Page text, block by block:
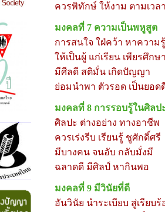
ควรพิทักษ์ ให้งาม ตามเวล
มงคลที่ 7 ความเป็นพหูสูต
การสนใจ ใฝ่คว้า หาความรู้
ให้เป็นผู้ แก่เรียน เพียรศึกษ
มีศีลดี สติมั่น เกิดปัญญา
ย่อมนำพา ตัวรอด เป็นยอด
มงคลที่ 8 การรอบรู้ในศิลป
ศิลปะ ต่างอย่าง ทางอาชีพ
ควรเร่งรีบ เรียนรู้ ชูศักดิ์ศรี
มีบางคน จนอับ กลับมั่งมี
ฉลาดดี มีศิลป์ หากินพอ
มงคลที่ 9 มีวินัยที่ดี
อันวินัย นำระเบียบ สู่เรียบร้